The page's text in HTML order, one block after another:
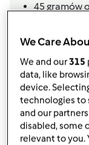
45 gramów
100
gramów
1czubata
rosołowa
1łyżeczka
1/2pół
1łyżeczka
20gramów
We Care
We and our315
data, like
device.
technologies to
and our
disabled, some
relevant to you.